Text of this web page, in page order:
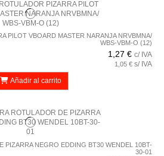
PILOT VBOARD MASTER NARANJA NRVBMNA/
WBS-VBM-O (12)
1,27 € c/ IVA
1,05 € s/ IVA
Añadir al carrito
PIZARRA NEGRO EDDING BT30 WENDEL 10BT-
30-01